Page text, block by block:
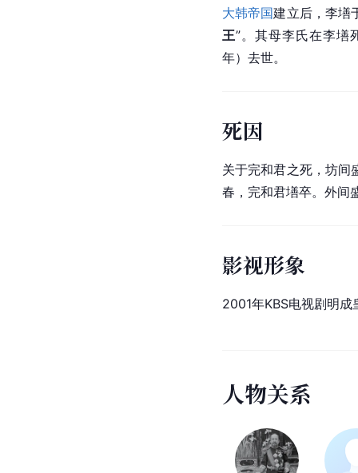
大韩帝国建立后，李墡
王”。其母李氏在李墡
年）去世。
死因
关于完和君之死，坊间
春，完和君墡卒。外间
影视形象
2001年KBS电视剧明成
人物关系